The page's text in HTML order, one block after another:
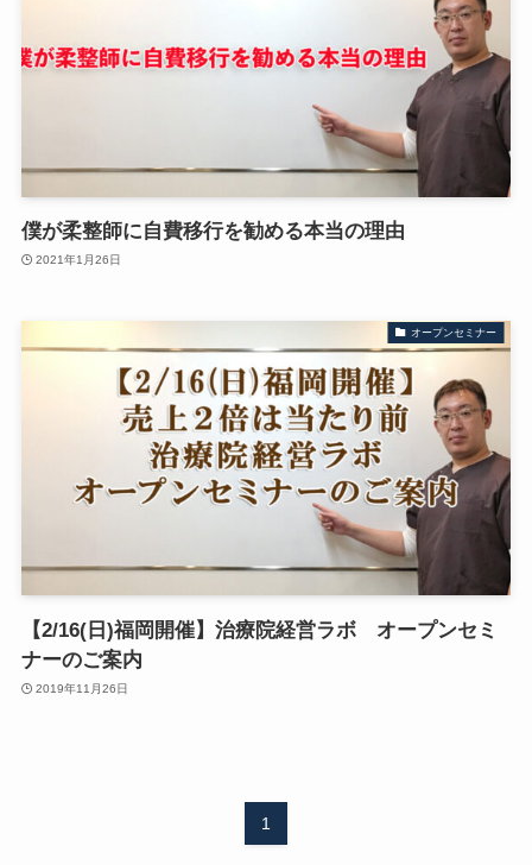
僕が柔整師に自費移行を勧める本当の理由
2021年1月26日
オープンセミナー
【2/16(日)福岡開催】治療院経営ラボ オープンセミ
ナーのご案内
2019年11月26日
1